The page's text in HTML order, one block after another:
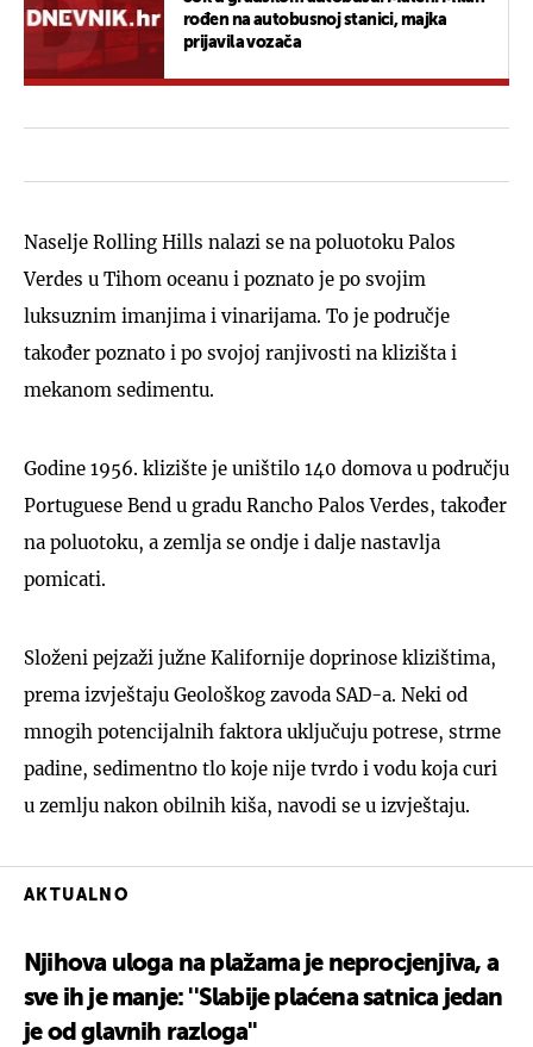
rođen na autobusnoj stanici, majka
prijavila vozača
Naselje Rolling Hills nalazi se na poluotoku Palos
Verdes u Tihom oceanu i poznato je po svojim
luksuznim imanjima i vinarijama. To je područje
također poznato i po svojoj ranjivosti na klizišta i
mekanom sedimentu.
Godine 1956. klizište je uništilo 140 domova u području
Portuguese Bend u gradu Rancho Palos Verdes, također
na poluotoku, a zemlja se ondje i dalje nastavlja
pomicati.
Složeni pejzaži južne Kalifornije doprinose klizištima,
prema izvještaju Geološkog zavoda SAD-a. Neki od
mnogih potencijalnih faktora uključuju potrese, strme
padine, sedimentno tlo koje nije tvrdo i vodu koja curi
u zemlju nakon obilnih kiša, navodi se u izvještaju.
AKTUALNO
Njihova uloga na plažama je neprocjenjiva, a
sve ih je manje: ''Slabije plaćena satnica jedan
je od glavnih razloga''